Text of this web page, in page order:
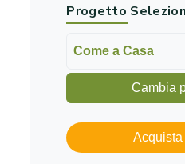
Progetto
Come a Casa
Cambia
Acquista